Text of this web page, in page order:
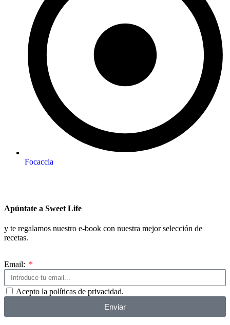
Focaccia
Apúntate a Sweet Life
y te regalamos nuestro e-book con nuestra mejor selección de
recetas.
Email:
Acepto la políticas de privacidad.
Enviar